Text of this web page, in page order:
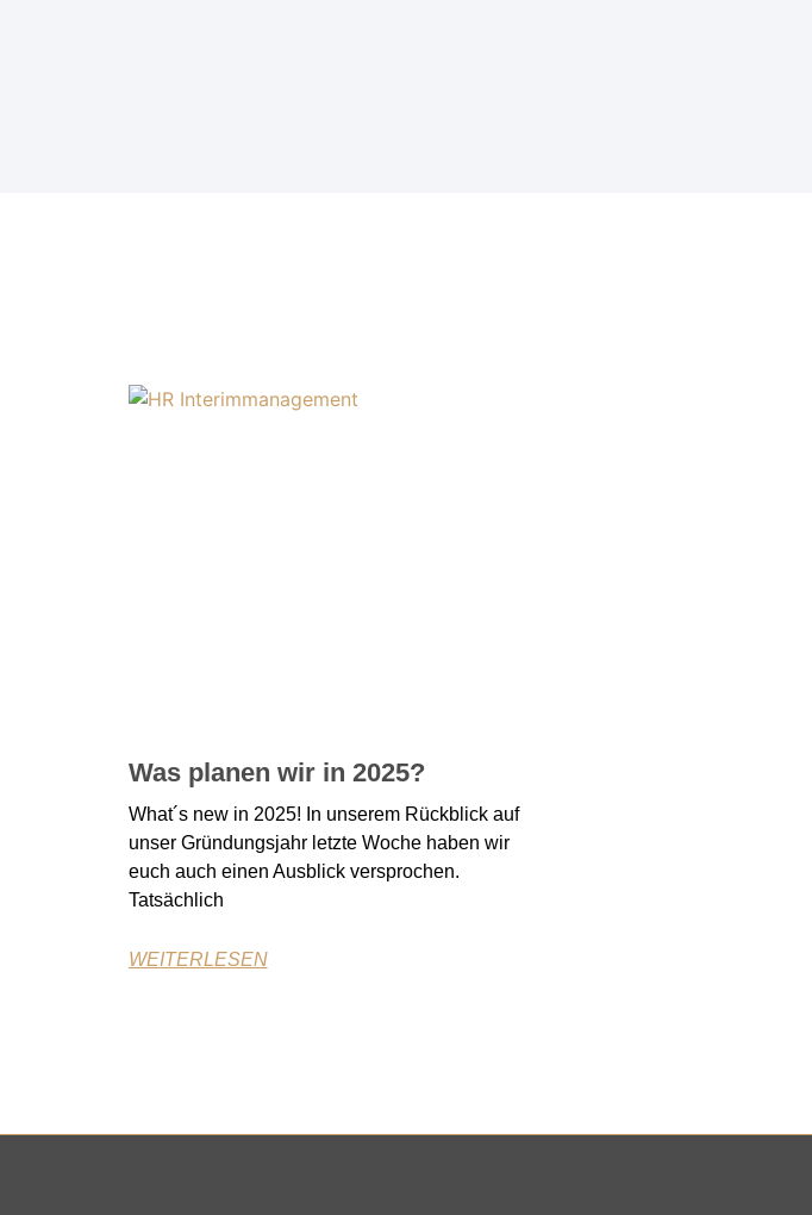
Was planen wir in 2025?
What´s new in 2025! In unserem Rückblick auf
unser Gründungsjahr letzte Woche haben wir
euch auch einen Ausblick versprochen.
Tatsächlich
WEITERLESEN